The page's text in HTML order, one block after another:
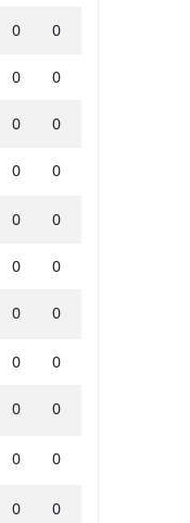
0 0
0 0
0 0
0 0
0 0
0 0
0 0
0 0
0 0
0 0
0 0